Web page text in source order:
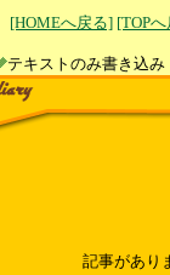
[HOMEへ戻る] [TOP
テキストのみ書
記事があり